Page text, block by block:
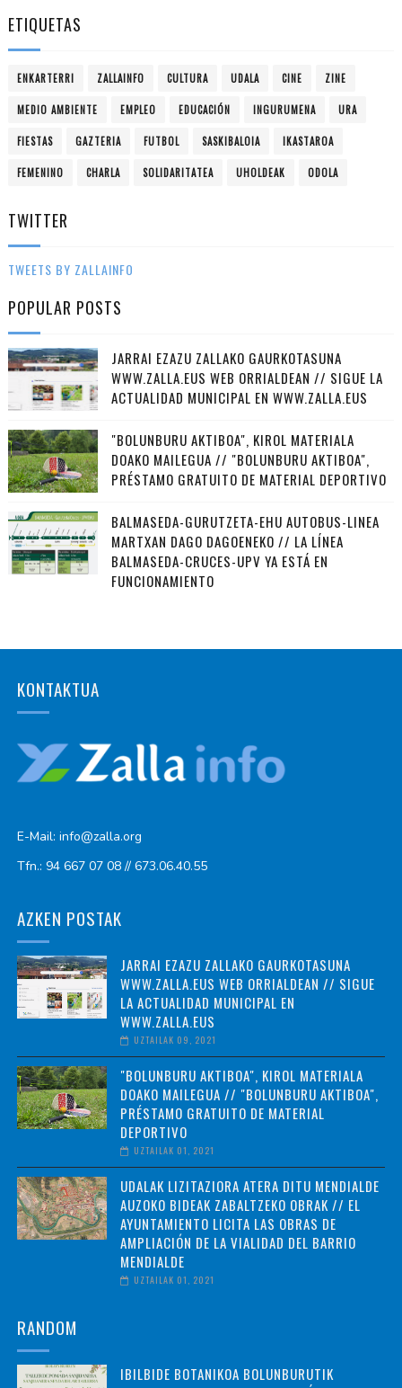
ETIQUETAS
ENKARTERRI ZALLAINFO CULTURA UDALA CINE ZINE
MEDIO AMBIENTE EMPLEO EDUCACIÓN INGURUMENA URA
FIESTAS GAZTERIA FUTBOL SASKIBALOIA IKASTAROA
FEMENINO CHARLA SOLIDARITATEA UHOLDEAK ODOLA
TWITTER
TWEETS BY ZALLAINFO
POPULAR POSTS
JARRAI EZAZU ZALLAKO GAURKOTASUNA
WWW.ZALLA.EUS WEB ORRIALDEAN // SIGUE LA
ACTUALIDAD MUNICIPAL EN WWW.ZALLA.EUS
"BOLUNBURU AKTIBOA", KIROL MATERIALA
DOAKO MAILEGUA // "BOLUNBURU AKTIBOA",
PRÉSTAMO GRATUITO DE MATERIAL DEPORTIVO
BALMASEDA-GURUTZETA-EHU AUTOBUS-LINEA
MARTXAN DAGO DAGOENEKO // LA LÍNEA
BALMASEDA-CRUCES-UPV YA ESTÁ EN
FUNCIONAMIENTO
KONTAKTUA
E-Mail: info@zalla.org
Tfn.: 94 667 07 08 // 673.06.40.55
AZKEN POSTAK
JARRAI EZAZU ZALLAKO GAURKOTASUNA
WWW.ZALLA.EUS WEB ORRIALDEAN // SIGUE
LA ACTUALIDAD MUNICIPAL EN
WWW.ZALLA.EUS
UZTAILAK 09, 2021
"BOLUNBURU AKTIBOA", KIROL MATERIALA
DOAKO MAILEGUA // "BOLUNBURU AKTIBOA",
PRÉSTAMO GRATUITO DE MATERIAL
DEPORTIVO
UZTAILAK 01, 2021
UDALAK LIZITAZIORA ATERA DITU MENDIALDE
AUZOKO BIDEAK ZABALTZEKO OBRAK // EL
AYUNTAMIENTO LICITA LAS OBRAS DE
AMPLIACIÓN DE LA VIALIDAD DEL BARRIO
MENDIALDE
UZTAILAK 01, 2021
RANDOM
IBILBIDE BOTANIKOA BOLUNBURUTIK